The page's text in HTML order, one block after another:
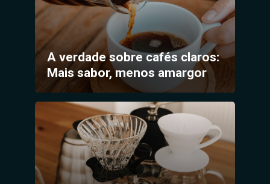
A verdade sobre cafés claros:
Mais sabor, menos amargor